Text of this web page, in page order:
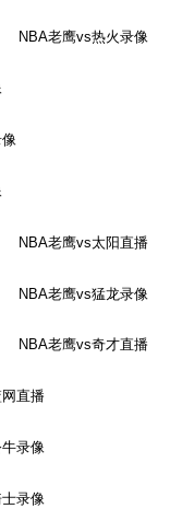
NBA老鹰vs热火录像
NBA老鹰vs太阳直播
NBA老鹰vs猛龙录像
NBA老鹰vs奇才直播
直播
录像
录像